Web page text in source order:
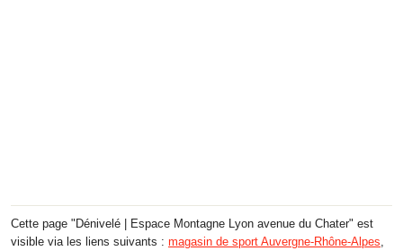
Cette page "Dénivelé | Espace Montagne Lyon avenue du Chater" est
visible via les liens suivants : magasin de sport Auvergne-Rhône-Alpes